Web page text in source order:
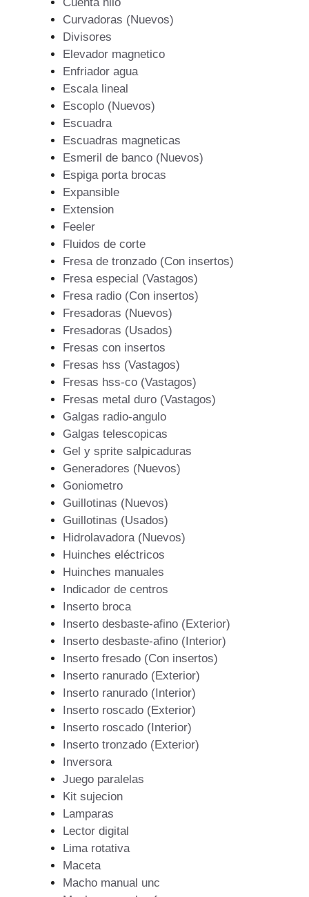
Curvadoras (Nuevos)
Divisores
Elevador magnetico
Enfriador agua
Escala lineal
Escoplo (Nuevos)
Escuadra
Escuadras magneticas
Esmeril de banco (Nuevos)
Espiga porta brocas
Expansible
Extension
Feeler
Fluidos de corte
Fresa de tronzado (Con insertos)
Fresa especial (Vastagos)
Fresa radio (Con insertos)
Fresadoras (Nuevos)
Fresadoras (Usados)
Fresas con insertos
Fresas hss (Vastagos)
Fresas hss-co (Vastagos)
Fresas metal duro (Vastagos)
Galgas radio-angulo
Galgas telescopicas
Gel y sprite salpicaduras
Generadores (Nuevos)
Goniometro
Guillotinas (Nuevos)
Guillotinas (Usados)
Hidrolavadora (Nuevos)
Huinches eléctricos
Huinches manuales
Indicador de centros
Inserto broca
Inserto desbaste-afino (Exterior)
Inserto desbaste-afino (Interior)
Inserto fresado (Con insertos)
Inserto ranurado (Exterior)
Inserto ranurado (Interior)
Inserto roscado (Exterior)
Inserto roscado (Interior)
Inserto tronzado (Exterior)
Inversora
Juego paralelas
Kit sujecion
Lamparas
Lector digital
Lima rotativa
Maceta
Macho manual unc